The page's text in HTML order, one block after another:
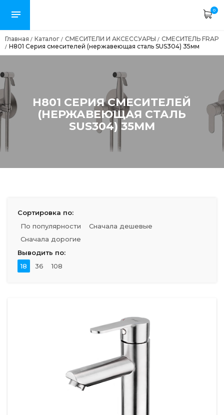
0
Главная / Каталог / СМЕСИТЕЛИ И АКСЕССУАРЫ / СМЕСИТЕЛЬ FRAP
/ H801 Серия смесителей (нержавеющая сталь SUS304) 35мм
H801 СЕРИЯ СМЕСИТЕЛЕЙ
(НЕРЖАВЕЮЩАЯ СТАЛЬ
SUS304) 35ММ
Сортировка по:
По популярности
Сначала дешевые
Сначала дорогие
Выводить по:
18
36 108